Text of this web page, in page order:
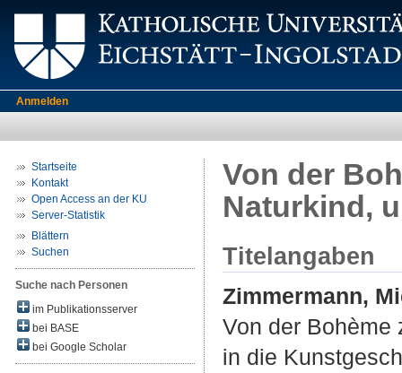
Anmelden
Startseite
Kontakt
Open Access an der KU
Server-Statistik
Blättern
Suchen
Suche nach Personen
im Publikationsserver
bei BASE
bei Google Scholar
Von der
Naturkind,
Titelangaben
Zimmermann,
Von der Bohème
in die